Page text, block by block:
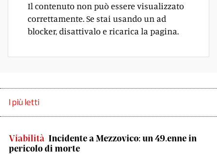
Il contenuto non può essere visualizzato
correttamente. Se stai usando un ad
blocker, disattivalo e ricarica la pagina.
I più letti
Viabilità Incidente a Mezzovico: un 49.enne in
pericolo di morte